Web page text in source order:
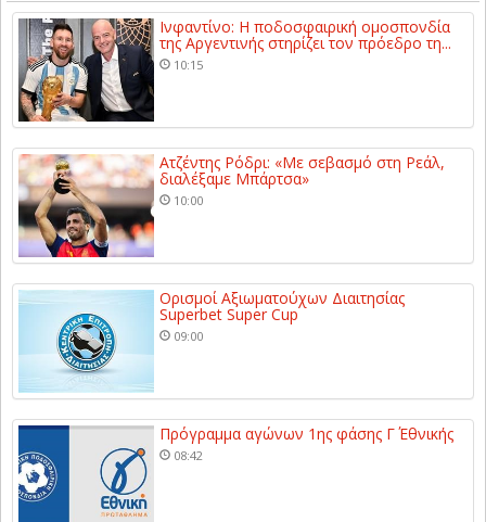
Ινφαντίνο: Η ποδοσφαιρική ομοσπονδία
της Αργεντινής στηρίζει τον πρόεδρο τη...
10:15
Ατζέντης Ρόδρι: «Με σεβασμό στη Ρεάλ,
διαλέξαμε Μπάρτσα»
10:00
Ορισμοί Αξιωματούχων Διαιτησίας
Superbet Super Cup
09:00
Πρόγραμμα αγώνων 1ης φάσης Γ΄ Εθνικής
08:42